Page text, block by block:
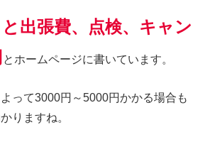
出張費、点検、キャン
とホームページに書いています。
って3000円～5000円かかる場合も
りますね。